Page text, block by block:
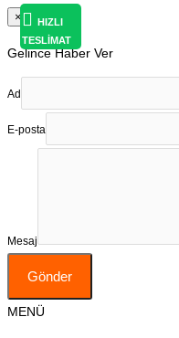
×
Gelince Haber Ver
Ad
E-posta
Mesaj
Gönder
MENÜ
HIZLI
TESLİMAT